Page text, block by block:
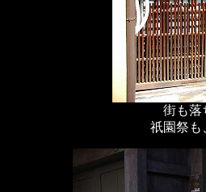
街も落
祇園祭も